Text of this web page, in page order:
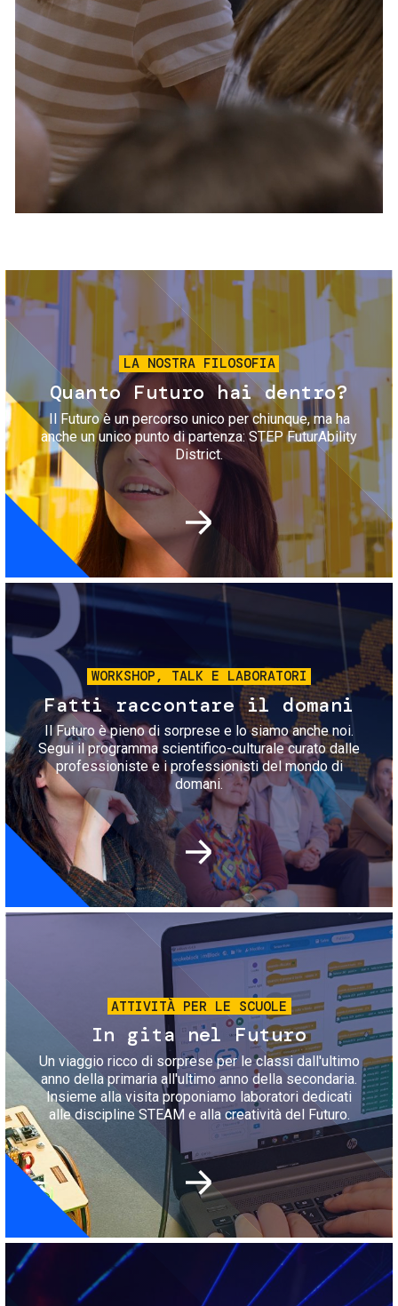
Servizi e accessibilità
Contatti
FAQ
Biglietti
Immagine
LA NOSTRA FILOSOFIA
Quanto Futuro hai dentro?
Il Futuro è un percorso unico per chiunque, ma ha
anche un unico punto di partenza: STEP FuturAbility
District.
Immagine
WORKSHOP, TALK E LABORATORI
Fatti raccontare il domani
Il Futuro è pieno di sorprese e lo siamo anche noi.
Segui il programma scientifico-culturale curato dalle
professioniste e i professionisti del mondo di
domani.
Immagine
ATTIVITÀ PER LE SCUOLE
In gita nel Futuro
Un viaggio ricco di sorprese per le classi dall'ultimo
anno della primaria all'ultimo anno della secondaria.
Insieme alla visita proponiamo laboratori dedicati
alle discipline STEAM e alla creatività del Futuro.
Immagine